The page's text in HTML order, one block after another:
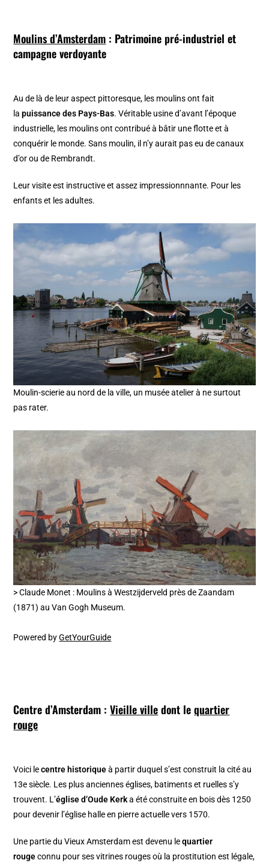
Moulins d’Amsterdam : Patrimoine pré-industriel et
campagne verdoyante
Au de là de leur aspect pittoresque, les moulins ont fait
lapuissance des Pays-Bas. Véritable usine d’avant l’époque
industrielle, les moulins ont contribué à bâtir une flotte et à
conquérir le monde. Sans moulin, il n’y aurait pas eu de canaux
d’or ou de Rembrandt.
Leur visite est instructive et assez impressionnnante. Pour les
enfants et les adultes.
Moulin-scierie au nord de la ville, un musée atelier à ne surtout
pas rater.
> Claude Monet : Moulins à Westzijderveld près de Zaandam
(1871) au Van Gogh Museum.
Powered byGetYourGuide
Centre d’Amsterdam :Vieille villedont lequartier
rouge
Voici lecentre historiqueà partir duquel s’est construit la cité au
13e siècle. Les plus anciennes églises, batiments et ruelles s’y
trouvent. L’église d’Oude Kerka été construite en bois dès 1250
pour devenir l’église halle en pierre actuelle vers 1570.
Une partie du Vieux Amsterdam est devenu lequartier
rougeconnu pour ses vitrines rouges où la prostitution est légale,